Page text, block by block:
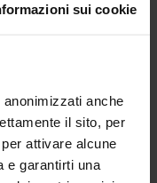
sui cookie
anche
il sito, per
attivare alcune
e garantirti una